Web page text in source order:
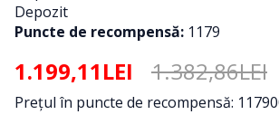
Depozit
Puncte de recompensă: 1179
1.199,11LEI 1.382,86LEI
Preţul în puncte de recompensă: